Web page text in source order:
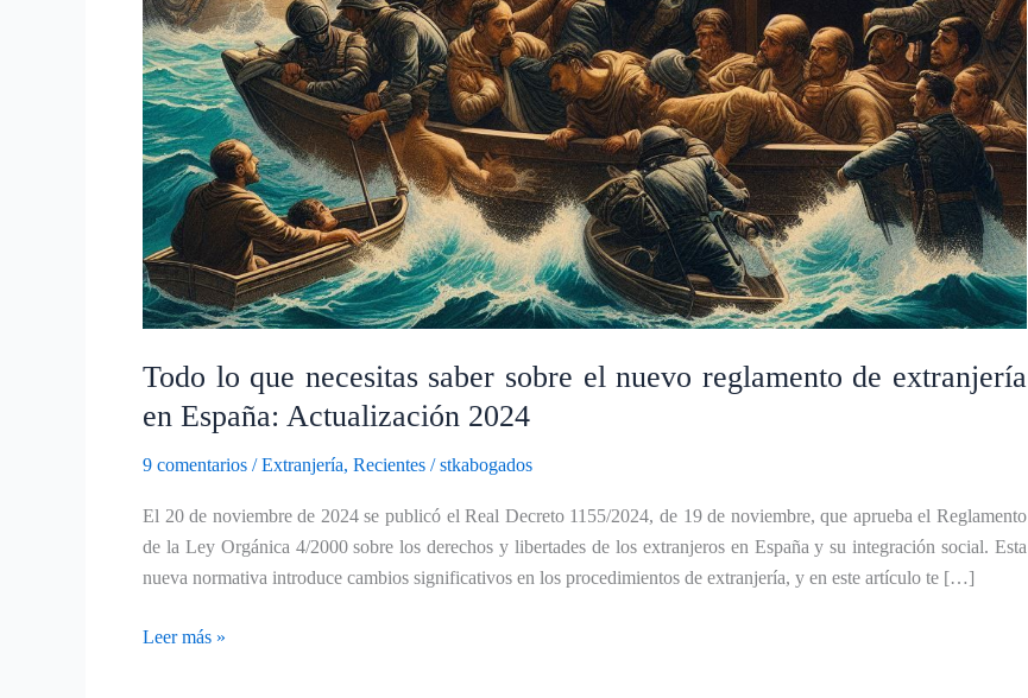
Todo lo que necesitas saber sobre el nuevo reglamento de extranjería
en España: Actualización 2024
9 comentarios /Extranjería, Recientes /stkabogados
El 20 de noviembre de 2024 se publicó el Real Decreto 1155/2024, de 19 de noviembre, que aprueba el Reglamento
de la Ley Orgánica 4/2000 sobre los derechos y libertades de los extranjeros en España y su integración social. Esta
nueva normativa introduce cambios significativos en los procedimientos de extranjería, y en este artículo te […]
Leer más »